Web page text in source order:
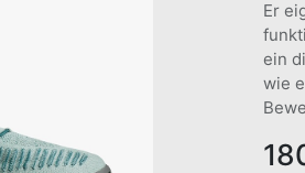
Er
ein
wie